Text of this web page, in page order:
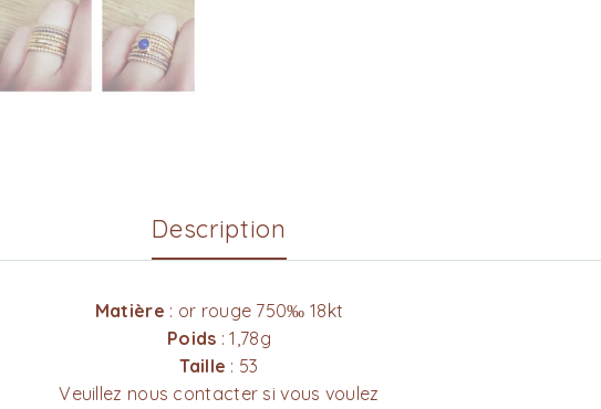
Description
Matière : or rouge 750‰ 18kt
Poids : 1,78g
Taille : 53
Veuillez nous contacter si vous voulez